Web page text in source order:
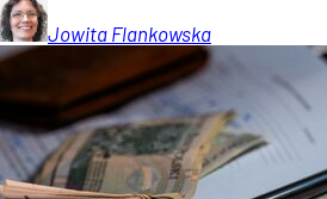
Jowita Flankowska